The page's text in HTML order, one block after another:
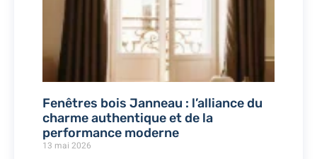
Fenêtres bois Janneau : l’alliance du
charme authentique et de la
performance moderne
13 mai 2026